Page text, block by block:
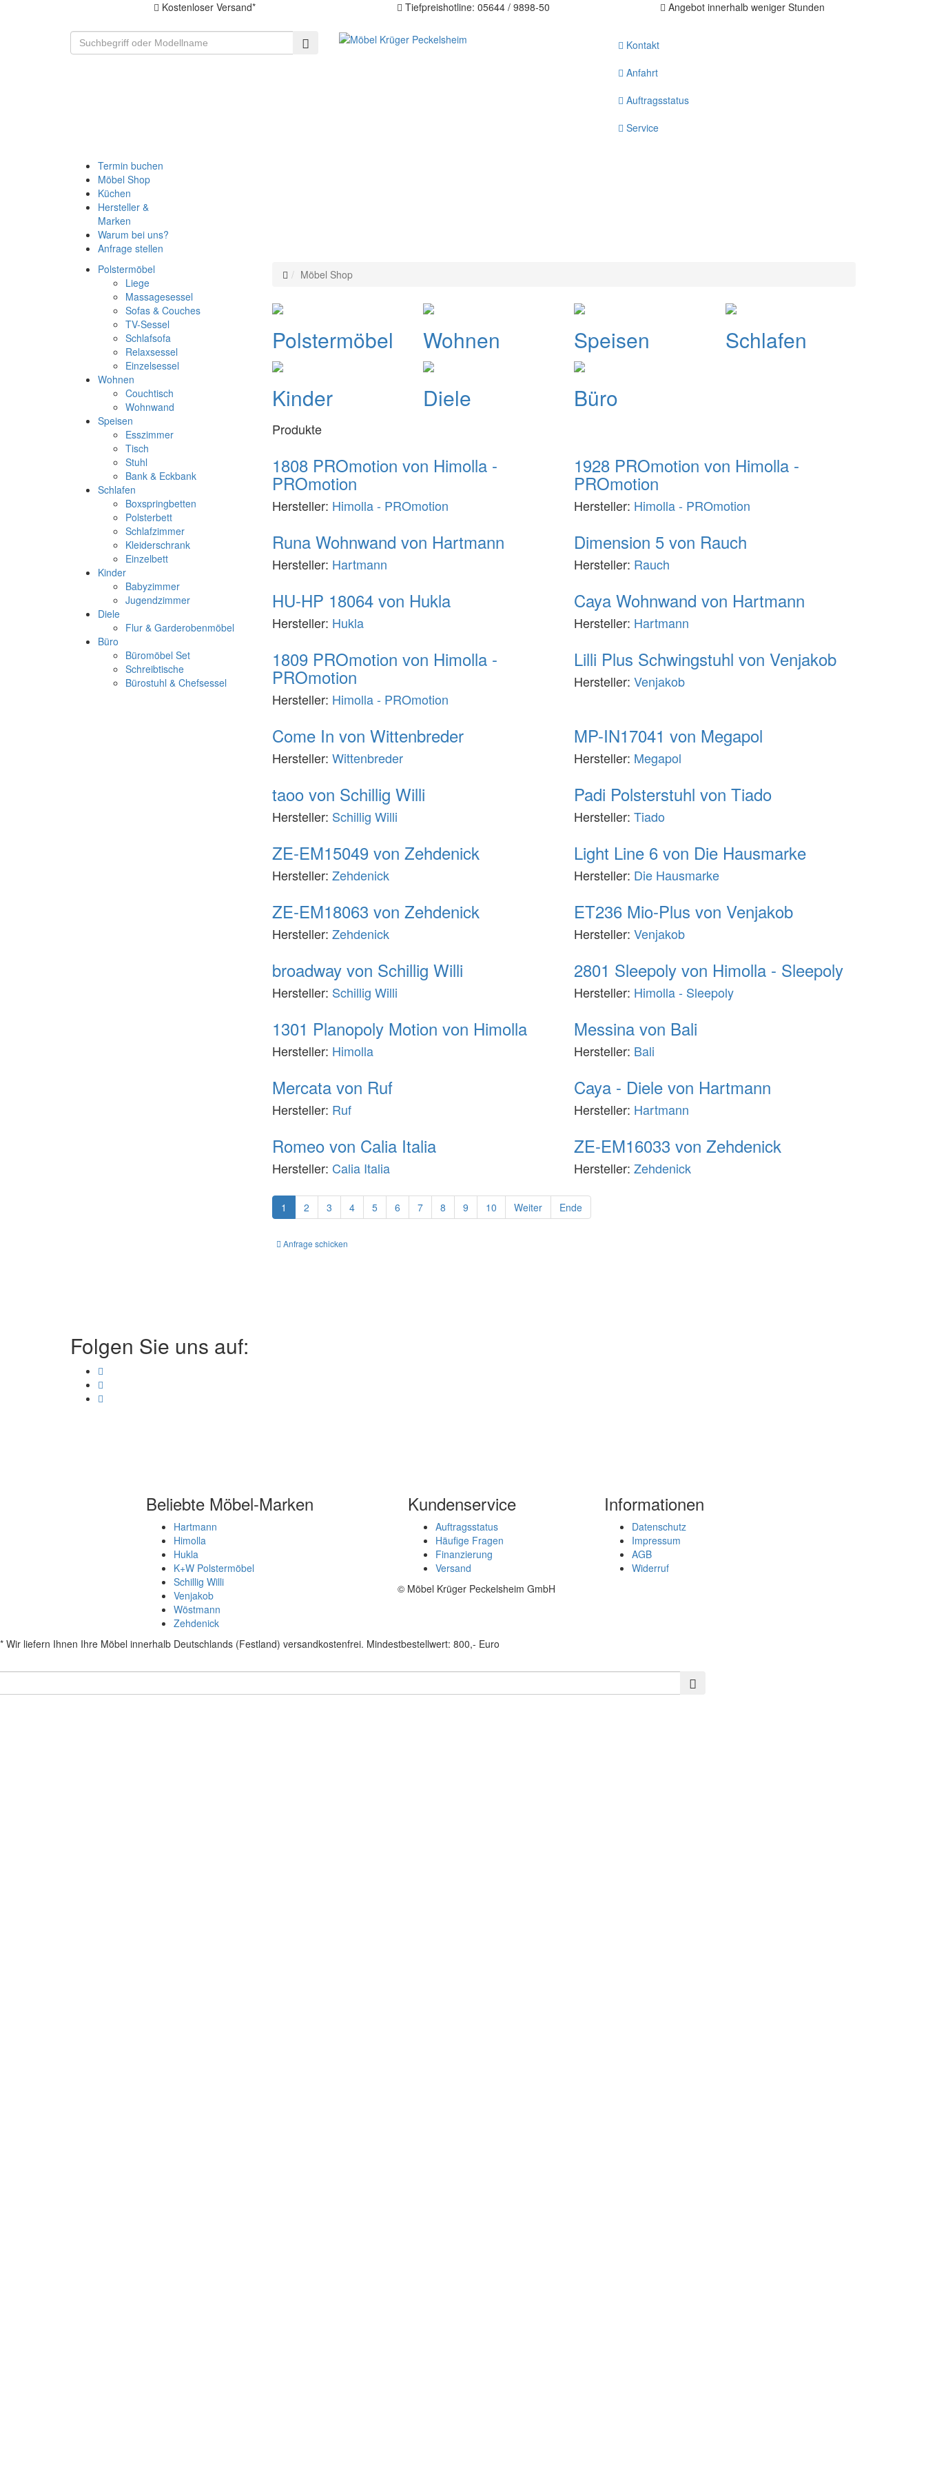
Kostenloser Versand* Tiefpreishotline: 05644 / 9898-50 Angebot innerhalb weniger Stunden
Kontakt
Anfahrt
Auftragsstatus
Service
Termin buchen
Möbel Shop
Küchen
Hersteller &
Marken
Warum bei uns?
Anfrage stellen
Polstermöbel
Liege
Massagesessel
Sofas & Couches
TV-Sessel
Schlafsofa
Relaxsessel
Einzelsessel
Wohnen
Couchtisch
Wohnwand
Speisen
Esszimmer
Tisch
Stuhl
Bank & Eckbank
Schlafen
Boxspringbetten
Polsterbett
Schlafzimmer
Kleiderschrank
Einzelbett
Kinder
Babyzimmer
Jugendzimmer
Diele
Flur & Garderobenmöbel
Büro
Büromöbel Set
Schreibtische
Bürostuhl & Chefsessel
Möbel Shop
Polstermöbel Wohnen Speisen
Schlafen
Kinder
Diele Büro
Produkte
1808 PROmotion von Himolla -
PROmotion
Hersteller: Himolla - PROmotion
1928 PROmotion von Himolla -
PROmotion
Hersteller: Himolla - PROmotion
Runa Wohnwand von Hartmann
Hersteller: Hartmann
Dimension 5 von Rauch
Hersteller: Rauch
HU-HP 18064 von Hukla
Hersteller: Hukla
Caya Wohnwand von Hartmann
Hersteller: Hartmann
1809 PROmotion von Himolla -
PROmotion
Hersteller: Himolla - PROmotion
Lilli Plus Schwingstuhl von Venjakob
Hersteller:Venjakob
Come In von Wittenbreder
Hersteller: Wittenbreder
MP-IN17041 von Megapol
Hersteller: Megapol
taoo von Schillig Willi
Hersteller: Schillig Willi
Padi Polsterstuhl von Tiado
Hersteller:Tiado
ZE-EM15049 von Zehdenick
Hersteller: Zehdenick
Light Line 6 von Die Hausmarke
Hersteller: Die Hausmarke
ZE-EM18063 von Zehdenick
Hersteller: Zehdenick
ET236 Mio-Plus von Venjakob
Hersteller:Venjakob
broadway von Schillig Willi
Hersteller: Schillig Willi
2801 Sleepoly von Himolla - Sleepoly
Hersteller: Himolla - Sleepoly
1301 Planopoly Motion von Himolla
Hersteller: Himolla
Messina von Bali
Hersteller: Bali
Mercata von Ruf
Hersteller: Ruf
Caya - Diele von Hartmann
Hersteller: Hartmann
Romeo von Calia Italia
Hersteller: Calia Italia
ZE-EM16033 von Zehdenick
Hersteller:Zehdenick
1 2 3 4 5 6 7 8 9 10 Weiter Ende
Anfrage schicken
Folgen Sie uns auf:
Beliebte Möbel-Marken
Hartmann
Himolla
Hukla
K+W Polstermöbel
Schillig Willi
Venjakob
Wöstmann
Zehdenick
Kundenservice
Auftragsstatus
Häufige Fragen
Finanzierung
Versand
Informationen
Datenschutz
Impressum
AGB
Widerruf
© Möbel Krüger Peckelsheim GmbH
* Wir liefern Ihnen Ihre Möbel innerhalb Deutschlands (Festland) versandkostenfrei. Mindestbestellwert: 800,- Euro